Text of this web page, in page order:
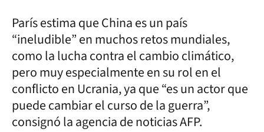
París estima que China es un país
“ineludible” en muchos retos mundiales,
como la lucha contra el cambio climático,
pero muy especialmente en su rol en el
conflicto en Ucrania, ya que “es un actor que
puede cambiar el curso de la guerra”,
consignó la agencia de noticias AFP.